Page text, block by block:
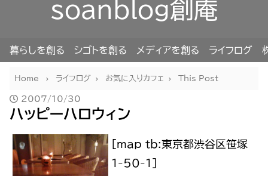
soanblog創庵
暮らしを創る シゴトを創る メディアを創る ライフログ
Home ライフログ お気に入りカフェ This Post
2007/10/30
ハッピーハロウィン
[map_tb:東京都渋谷区笹塚
1-50-1]